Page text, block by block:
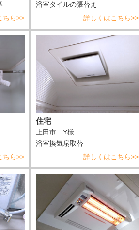
ちら>>
浴室タイルの張替え
詳しくはこちら>>
ちら>>
住宅
上田市 Y様
浴室換気扇取替
詳しくはこちら>>